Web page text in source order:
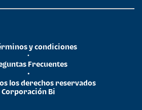
los derechos reservados
Corporación Bi
•
Frecuentes
•
y condiciones